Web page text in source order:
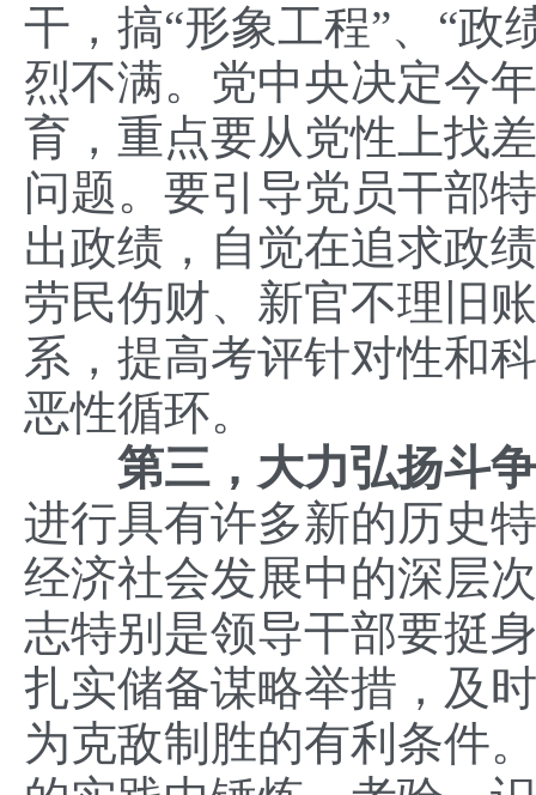
干，搞“形象工程”、“政
烈不满。党中央决定今
育，重点要从党性上找
问题。要引导党员干部
出政绩，自觉在追求政
劳民伤财、新官不理旧
系，提高考评针对性和
恶性循环。
第三，大力弘扬斗
进行具有许多新的历史
经济社会发展中的深层
志特别是领导干部要挺
扎实储备谋略举措，及
为克敌制胜的有利条件